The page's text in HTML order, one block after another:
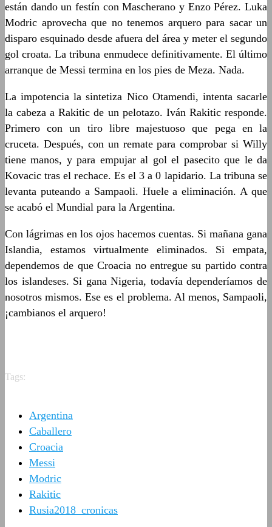
están dando un festín con Mascherano y Enzo Pérez. Luka
Modric aprovecha que no tenemos arquero para sacar un
disparo esquinado desde afuera del área y meter el segundo
gol croata. La tribuna enmudece definitivamente. El último
arranque de Messi termina en los pies de Meza. Nada.
La impotencia la sintetiza Nico Otamendi, intenta sacarle
la cabeza a Rakitic de un pelotazo. Iván Rakitic responde.
Primero con un tiro libre majestuoso que pega en la
cruceta. Después, con un remate para comprobar si Willy
tiene manos, y para empujar al gol el pasecito que le da
Kovacic tras el rechace. Es el 3 a 0 lapidario. La tribuna se
levanta puteando a Sampaoli. Huele a eliminación. A que
se acabó el Mundial para la Argentina.
Con lágrimas en los ojos hacemos cuentas. Si mañana gana
Islandia, estamos virtualmente eliminados. Si empata,
dependemos de que Croacia no entregue su partido contra
los islandeses. Si gana Nigeria, todavía dependeríamos de
nosotros mismos. Ese es el problema. Al menos, Sampaoli,
¡cambianos el arquero!
Tags:
Argentina
Caballero
Croacia
Messi
Modric
Rakitic
Rusia2018_cronicas